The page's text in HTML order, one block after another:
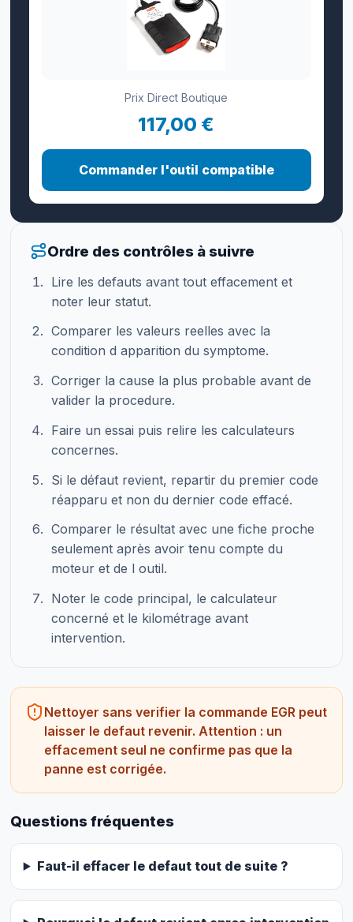
Prix Direct Boutique
117,00 €
Commander l'outil compatible
Ordre des contrôles à suivre
Lire les defauts avant tout effacement et
noter leur statut.
Comparer les valeurs reelles avec la
condition d apparition du symptome.
Corriger la cause la plus probable avant de
valider la procedure.
Faire un essai puis relire les calculateurs
concernes.
Si le défaut revient, repartir du premier code
réapparu et non du dernier code effacé.
Comparer le résultat avec une fiche proche
seulement après avoir tenu compte du
moteur et de l outil.
Noter le code principal, le calculateur
concerné et le kilométrage avant
intervention.
Nettoyer sans verifier la commande EGR peut
laisser le defaut revenir. Attention : un
effacement seul ne confirme pas que la
panne est corrigée.
Questions fréquentes
Faut-il effacer le defaut tout de suite ?